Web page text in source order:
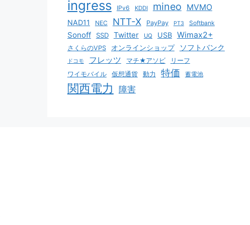
ingress IPv6 KDDI mineo MVMO
NAD11 NEC NTT-X PayPay PT3 Softbank
Sonoff SSD Twitter UQ USB Wimax2+
さくらのVPS オンラインショップ ソフトバンク
ドコモ フレッツ マチ★アソビ
リーフ
ワイモバイル
仮想通貨 動力 特価 蓄電池
関西電力 障害